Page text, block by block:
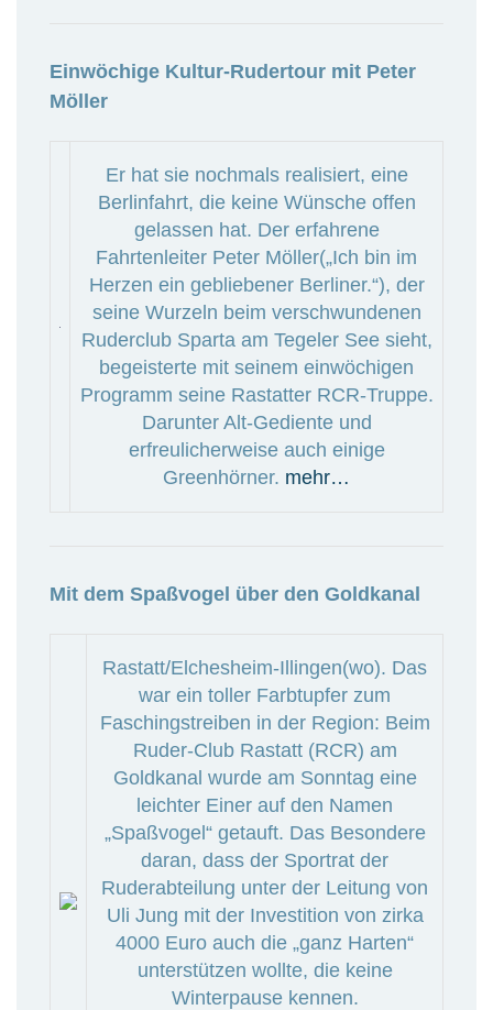
Einwöchige Kultur-Rudertour mit Peter
Möller
Er hat sie nochmals realisiert, eine
Berlinfahrt, die keine Wünsche offen
gelassen hat. Der erfahrene
Fahrtenleiter Peter Möller(„Ich bin im
Herzen ein gebliebener Berliner.“), der
seine Wurzeln beim verschwundenen
Ruderclub Sparta am Tegeler See sieht,
begeisterte mit seinem einwöchigen
Programm seine Rastatter RCR-Truppe.
Darunter Alt-Gediente und
erfreulicherweise auch einige
Greenhörner. mehr…
Mit dem Spaßvogel über den Goldkanal
Rastatt/Elchesheim-Illingen(wo). Das
war ein toller Farbtupfer zum
Faschingstreiben in der Region: Beim
Ruder-Club Rastatt (RCR) am
Goldkanal wurde am Sonntag eine
leichter Einer auf den Namen
„Spaßvogel“ getauft. Das Besondere
daran, dass der Sportrat der
Ruderabteilung unter der Leitung von
Uli Jung mit der Investition von zirka
4000 Euro auch die „ganz Harten“
unterstützen wollte, die keine
Winterpause kennen.